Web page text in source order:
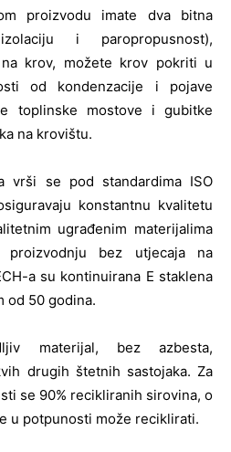
proizvodu imate dva bitna
i paropropusnost),
na krov, možete krov pokriti u
od kondenzacije i pojave
toplinske mostove i gubitke
na krovištu.
vrši se pod standardima ISO
konstantnu kvalitetu
ugrađenim materijalima
bez utjecaja na
a su kontinuirana E staklena
od 50 godina.
materijal, bez azbesta,
drugih štetnih sastojaka. Za
se 90% recikliranih sirovina, o
u potpunosti može reciklirati.